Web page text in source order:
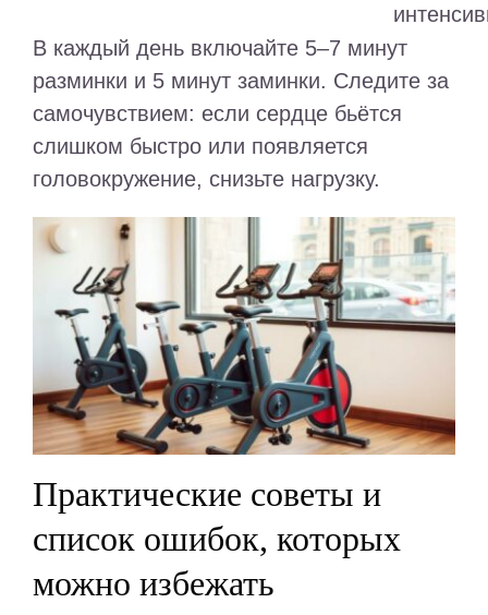
В каждый день включайте 5–7 минут
разминки и 5 минут заминки. Следите за
самочувствием: если сердце бьётся
слишком быстро или появляется
головокружение, снизьте нагрузку.
Практические советы и
список ошибок, которых
можно избежать